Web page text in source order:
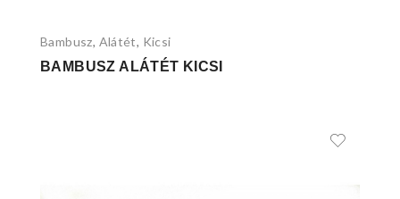
Bambusz, Alátét, Kicsi
BAMBUSZ ALÁTÉT KICSI